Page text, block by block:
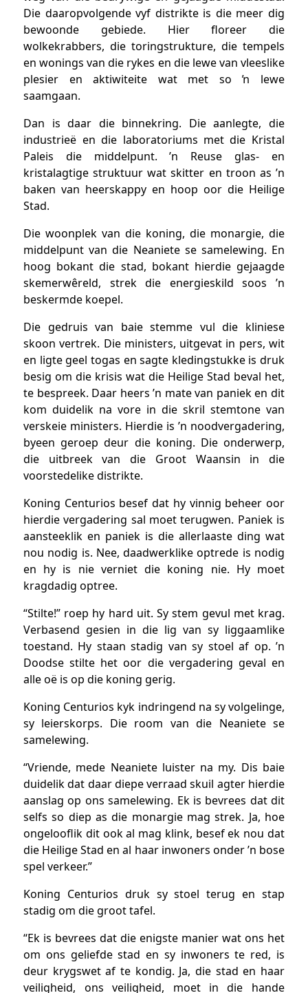
Die daaropvolgende vyf distrikte is die meer dig
bewoonde gebiede. Hier floreer die
wolkekrabbers, die toringstrukture, die tempels
en wonings van die rykes en die lewe van vleeslike
plesier en aktiwiteite wat met so ŉ lewe
saamgaan.
Dan is daar die binnekring. Die aanlegte, die
industrieë en die laboratoriums met die Kristal
Paleis die middelpunt. ’n Reuse glas- en
kristalagtige struktuur wat skitter en troon as ’n
baken van heerskappy en hoop oor die Heilige
Stad.
Die woonplek van die koning, die monargie, die
middelpunt van die Neaniete se samelewing. En
hoog bokant die stad, bokant hierdie gejaagde
skemerwêreld, strek die energieskild soos ’n
beskermde koepel.
Die gedruis van baie stemme vul die kliniese
skoon vertrek. Die ministers, uitgevat in pers, wit
en ligte geel togas en sagte kledingstukke is druk
besig om die krisis wat die Heilige Stad beval het,
te bespreek. Daar heers ’n mate van paniek en dit
kom duidelik na vore in die skril stemtone van
verskeie ministers. Hierdie is ’n noodvergadering,
byeen geroep deur die koning. Die onderwerp,
die uitbreek van die Groot Waansin in die
voorstedelike distrikte.
Koning Centurios besef dat hy vinnig beheer oor
hierdie vergadering sal moet terugwen. Paniek is
aansteeklik en paniek is die allerlaaste ding wat
nou nodig is. Nee, daadwerklike optrede is nodig
en hy is nie verniet die koning nie. Hy moet
kragdadig optree.
“Stilte!” roep hy hard uit. Sy stem gevul met krag.
Verbasend gesien in die lig van sy liggaamlike
toestand. Hy staan stadig van sy stoel af op. ’n
Doodse stilte het oor die vergadering geval en
alle oë is op die koning gerig.
Koning Centurios kyk indringend na sy volgelinge,
sy leierskorps. Die room van die Neaniete se
samelewing.
“Vriende, mede Neaniete luister na my. Dis baie
duidelik dat daar diepe verraad skuil agter hierdie
aanslag op ons samelewing. Ek is bevrees dat dit
selfs so diep as die monargie mag strek. Ja, hoe
ongelooflik dit ook al mag klink, besef ek nou dat
die Heilige Stad en al haar inwoners onder ’n bose
spel verkeer.”
Koning Centurios druk sy stoel terug en stap
stadig om die groot tafel.
“Ek is bevrees dat die enigste manier wat ons het
om ons geliefde stad en sy inwoners te red, is
deur krygswet af te kondig. Ja, die stad en haar
veiligheid, ons veiligheid, moet in die hande